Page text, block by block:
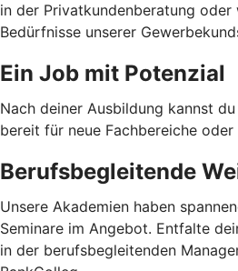
in der Privatkundenberatung
Bedürfnisse unserer
Ein Job mit Potenzial
Nach deiner Ausbildung kannst
bereit für neue Fachbereiche
Berufsbegleitende
Unsere Akademien haben
Seminare im Angebot. Entfalte
in der berufsbegleitenden